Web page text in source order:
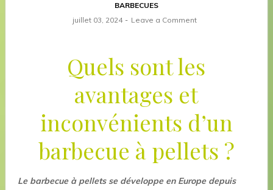
BARBECUES
juillet 03, 2024
Leave a Comment
Quels sont les
avantages et
inconvénients d’un
barbecue à pellets ?
Le barbecue à pellets se développe en Europe depuis